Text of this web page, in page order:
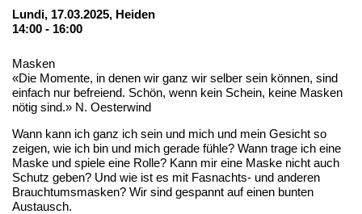
Lundi, 17.03.2025, Heiden
14:00 - 16:00
Masken
«Die Momente, in denen wir ganz wir selber sein können, sind
einfach nur befreiend. Schön, wenn kein Schein, keine Masken
nötig sind.» N. Oesterwind
Wann kann ich ganz ich sein und mich und mein Gesicht so
zeigen, wie ich bin und mich gerade fühle? Wann trage ich eine
Maske und spiele eine Rolle? Kann mir eine Maske nicht auch
Schutz geben? Und wie ist es mit Fasnachts- und anderen
Brauchtumsmasken? Wir sind gespannt auf einen bunten
Austausch.